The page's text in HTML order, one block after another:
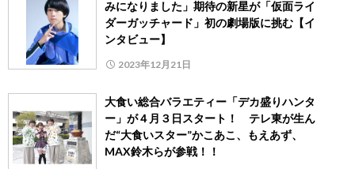
みになりました」期待の新星が「仮面ライ
ダーガッチャード」初の劇場版に挑む【イ
ンタビュー】
2023年12月21日
大食い総合バラエティー「デカ盛りハンタ
ー」が４月３日スタート！ テレ東が生ん
だ“大食いスター”かこあこ、もえあず、
MAX鈴木らが参戦！！